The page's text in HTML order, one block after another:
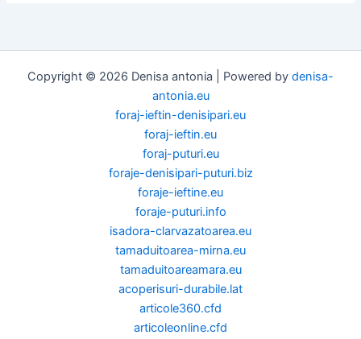
Copyright © 2026 Denisa antonia | Powered by denisa-
antonia.eu
foraj-ieftin-denisipari.eu
foraj-ieftin.eu
foraj-puturi.eu
foraje-denisipari-puturi.biz
foraje-ieftine.eu
foraje-puturi.info
isadora-clarvazatoarea.eu
tamaduitoarea-mirna.eu
tamaduitoareamara.eu
acoperisuri-durabile.lat
articole360.cfd
articoleonline.cfd